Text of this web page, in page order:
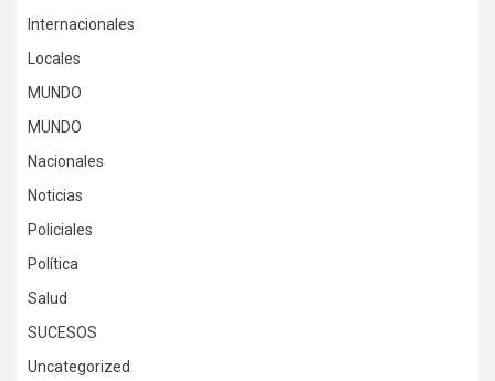
Internacionales
Locales
MUNDO
MUNDO
Nacionales
Noticias
Policiales
Política
Salud
SUCESOS
Uncategorized